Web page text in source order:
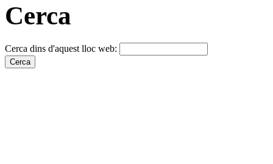
Cerca
Cerca dins d'aquest lloc web: